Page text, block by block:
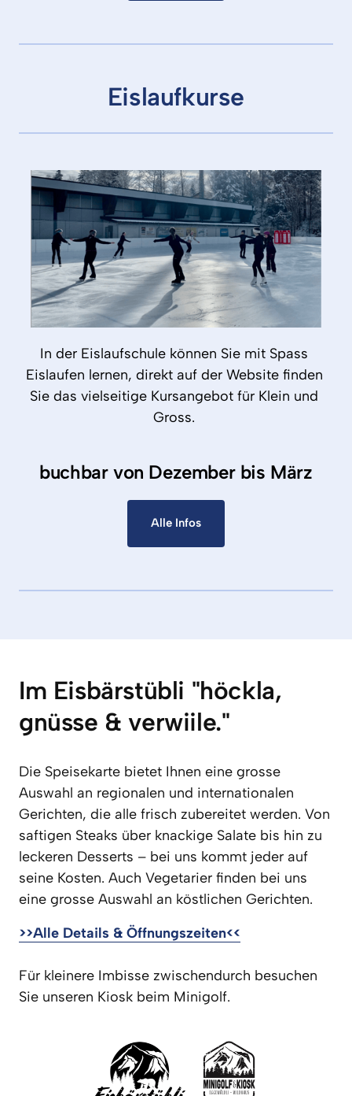
Eislaufkurse
In der Eislaufschule können Sie mit
Eislaufen lernen, direkt auf der Website
Sie das vielseitige Kursangebot für Klein
Gross.
buchbar von Dezember bis März
Alle Infos
Im Eisbärstübli "höckla,
gnüsse & verwiile."
Die Speisekarte bietet Ihnen eine grosse
Auswahl an regionalen und internationalen
Gerichten, die alle frisch zubereitet werden. Von
saftigen Steaks über knackige Salate bis hin zu
leckeren Desserts – bei uns kommt jeder auf
seine Kosten. Auch Vegetarier finden bei uns
eine grosse Auswahl an köstlichen Gerichten.
>>Alle Details & Öffnungszeiten<<
Für kleinere Imbisse zwischendurch besuchen
Sie unseren Kiosk beim Minigolf.